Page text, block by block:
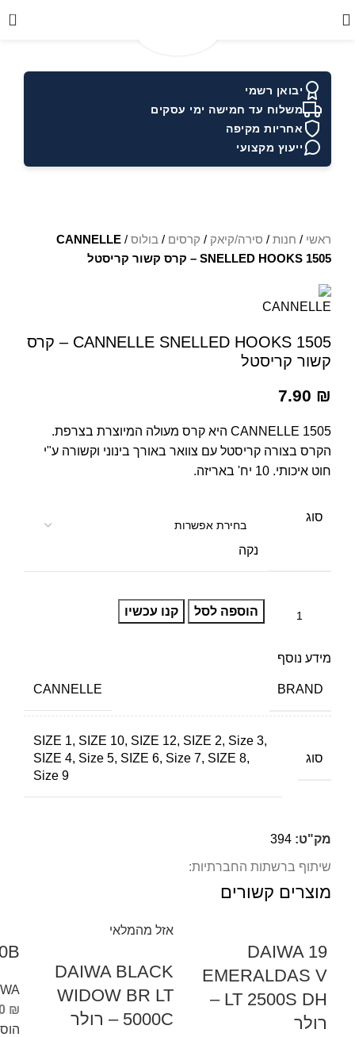
0
יבואן רשמי
משלוח עד חמישה ימי עסקים
אחריות מקיפה
ייעוץ מקצועי
ראשי / חנות / סירה/קיאק / קרסים / בולוס /
CANNELLE
SNELLED HOOKS 1505 – קרס קשור קריסטל
CANNELLE SNELLED HOOKS 1505 – קרס
קשור קריסטל
7.90 ₪
CANNELLE 1505 היא קרס מעולה המיוצרת בצרפת.
הקרס בצורה קריסטל עם צוואר באורך בינוני וקשורה ע"י
חוט איכותי. 10 יח' באריזה.
סוג
נקה
הוספה לסל קנו עכשיו
מידע נוסף
BRAND
CANNELLE
סוג
SIZE 1, SIZE 10, SIZE 12, SIZE 2, Size 3,
SIZE 4, Size 5, SIZE 6, Size 7, SIZE 8,
Size 9
מק"ט: 394
שיתוף ברשתות החברתיות:
מוצרים קשורים
DAIWA 19
EMERALDAS V
LT 2500S DH –
רולר
אזל מהמלאי
DAIWA BLACK
WIDOW BR LT
5000C – רולר
₪